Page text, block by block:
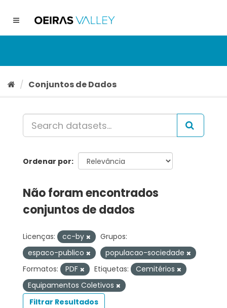
conteúdo
Toggle
Conjuntos de Dados
Ordenar por
Não foram encontrados
conjuntos de dados
Licenças: cc-by
Grupos:
espaco-publico
populacao-sociedade
Formatos:
PDF Etiquetas:
Cemitérios
Equipamentos Coletivos
Filtrar Resultados